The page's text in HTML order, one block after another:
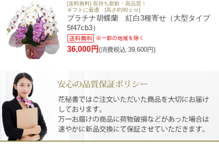
[送料無料] 長持ち新鮮・高品質！
ギフトに最適 [高さ約90ｃｍ]
プラチナ胡蝶蘭 紅白3種寄せ（大型タイプ
5f47cb3）
36,000円 (消費税込:39,600円)